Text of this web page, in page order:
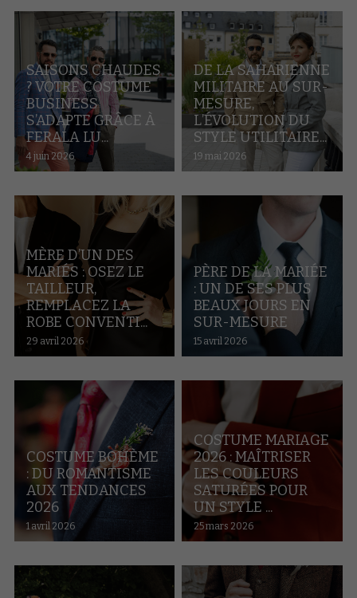
SAISONS CHAUDES
? VOTRE COSTUME
BUSINESS
S’ADAPTE GRÂCE À
FERALA LU...
4 juin 2026
DE LA SAHARIENNE
MILITAIRE AU SUR-
MESURE,
L’ÉVOLUTION DU
STYLE UTILITAIRE...
19 mai 2026
MÈRE D’UN DES
MARIÉS : OSEZ LE
TAILLEUR,
REMPLACEZ LA
ROBE CONVENTI...
29 avril 2026
PÈRE DE LA MARIÉE
: UN DE SES PLUS
BEAUX JOURS EN
SUR-MESURE
15 avril 2026
COSTUME BOHÈME
: DU ROMANTISME
AUX TENDANCES
2026
1 avril 2026
COSTUME MARIAGE
2026 : MAÎTRISER
LES COULEURS
SATURÉES POUR
UN STYLE ...
25 mars 2026